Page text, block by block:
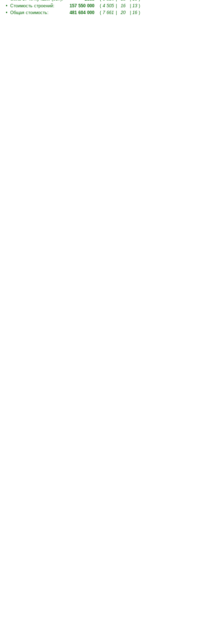
• Стоимость строений: 157 550 000 ( 4 505 16 13 )
• Общая стоимость: 481 604 000 ( 7 661 20 16 )